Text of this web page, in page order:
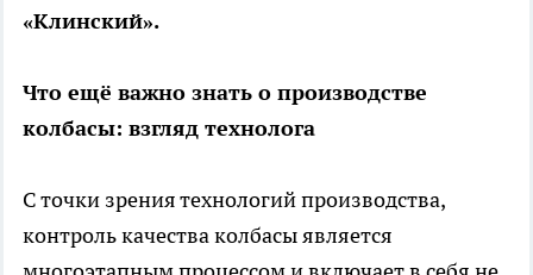
«Клинский».
Что ещё важно знать о производстве
колбасы: взгляд технолога
С точки зрения технологий производства,
контроль качества колбасы является